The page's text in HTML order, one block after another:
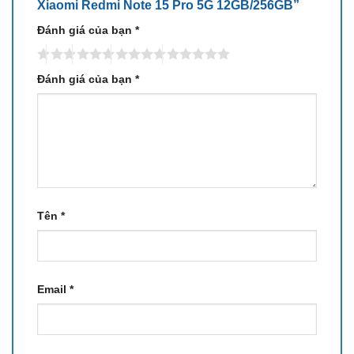
Với kích thước 163.6 x 78.1 x 8.0mm và trọng lượng
210g, Xiaomi Redmi Note 15 Pro 5G sở hữu tỷ lệ màn
Xiaomi Redmi Note 15 Pro 5G 12GB/256GB”
Đánh giá của bạn *
Đánh giá của bạn *
Tên *
Email *